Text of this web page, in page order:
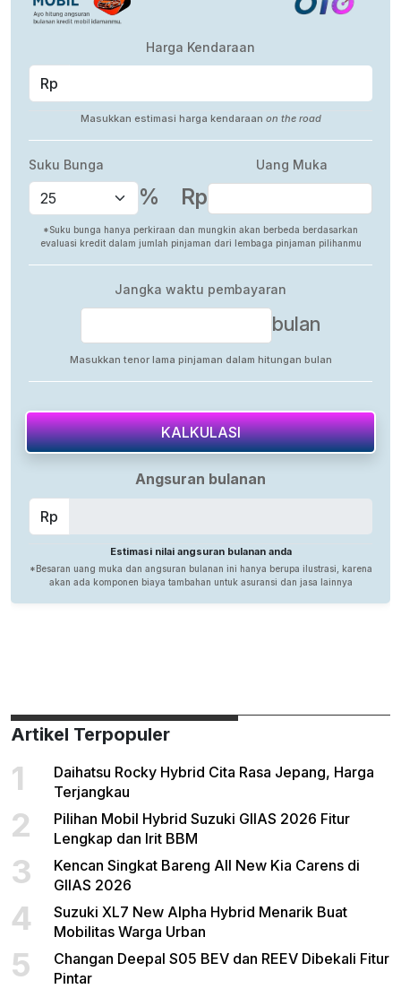
Artikel Terpopuler
1
Daihatsu Rocky Hybrid Cita Rasa Jepang, Harga
Terjangkau
2
Pilihan Mobil Hybrid Suzuki GIIAS 2026 Fitur
Lengkap dan Irit BBM
3
Kencan Singkat Bareng All New Kia Carens di
GIIAS 2026
4
Suzuki XL7 New Alpha Hybrid Menarik Buat
Mobilitas Warga Urban
5
Changan Deepal S05 BEV dan REEV Dibekali Fitur
Pintar